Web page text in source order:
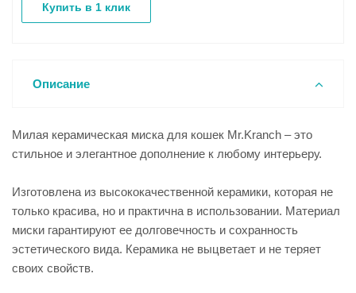
Купить в 1 клик
Описание
Милая керамическая миска для кошек Mr.Kranch – это
стильное и элегантное дополнение к любому интерьеру.
Изготовлена из высококачественной керамики, которая не
только красива, но и практична в использовании. Материал
миски гарантируют ее долговечность и сохранность
эстетического вида. Керамика не выцветает и не теряет
своих свойств.